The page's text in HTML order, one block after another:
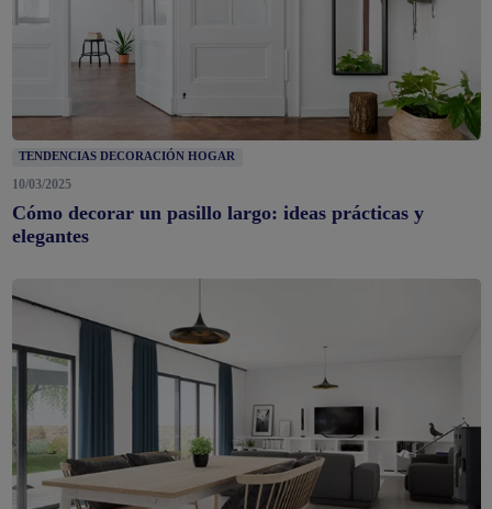
TENDENCIAS DECORACIÓN HOGAR
10/03/2025
Cómo decorar un pasillo largo: ideas prácticas y
elegantes